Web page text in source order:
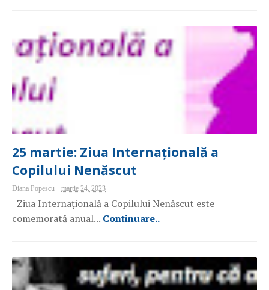
25 martie: Ziua Internațională a
Copilului Nenăscut
Diana Popescu martie 24, 2023
Ziua Internațională a Copilului Nenăscut este
comemorată anual... Continuare..